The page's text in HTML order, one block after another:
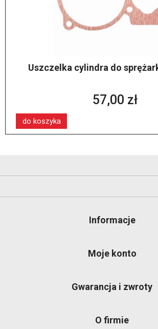
Uszczelka cylindra do
57,00 zł
do koszyka
Informacje
Moje konto
Gwarancja i zwroty
O firmie